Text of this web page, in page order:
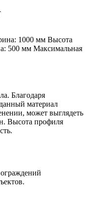
1000 мм Высота
500 мм Максимальная
Благодаря
материал
может выглядеть
Высота профиля